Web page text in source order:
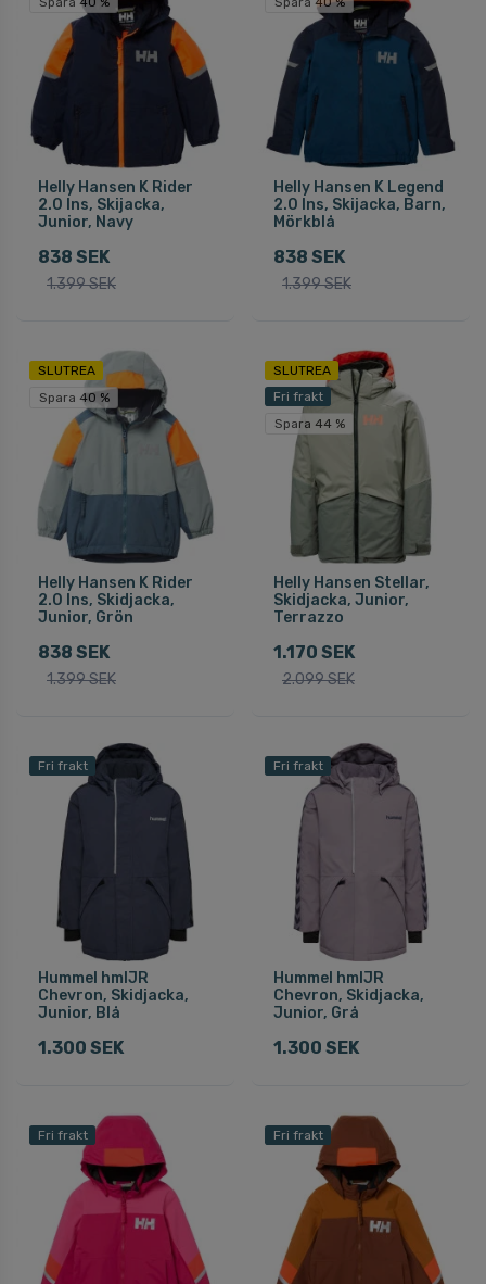
Helly Hansen K Rider
2.0 Ins, Skijacka,
Junior, Navy
838 SEK
1.399 SEK
Helly Hansen K Legend
2.0 Ins, Skijacka, Barn,
Mörkblå
838 SEK
1.399 SEK
SLUTREA
Spara 40 %
Helly Hansen K Rider
2.0 Ins, Skidjacka,
Junior, Grön
838 SEK
1.399 SEK
SLUTREA
Fri frakt
Spara 44 %
Helly Hansen Stellar,
Skidjacka, Junior,
Terrazzo
1.170 SEK
2.099 SEK
Fri frakt
Hummel hmlJR
Chevron, Skidjacka,
Junior, Blå
1.300 SEK
Fri frakt
Hummel hmlJR
Chevron, Skidjacka,
Junior, Grå
1.300 SEK
Fri frakt Fri frakt